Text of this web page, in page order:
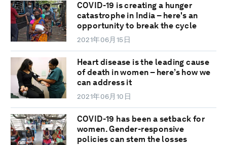
COVID-19 is creating a hunger
catastrophe in India – here's an
opportunity to break the cycle
2021年06月15日
Heart disease is the leading cause
of death in women – here’s how we
can address it
2021年06月10日
COVID-19 has been a setback for
women. Gender-responsive
policies can stem the losses